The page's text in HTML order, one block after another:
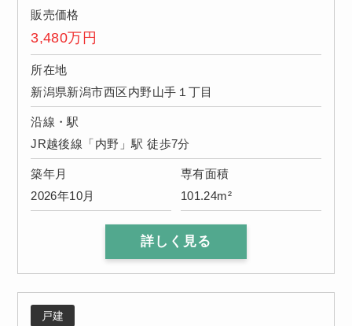
販売価格
3,480万円
所在地
新潟県新潟市西区内野山手１丁目
沿線・駅
JR越後線「内野」駅 徒歩7分
築年月
2026年10月
専有面積
101.24m²
詳しく見る
戸建